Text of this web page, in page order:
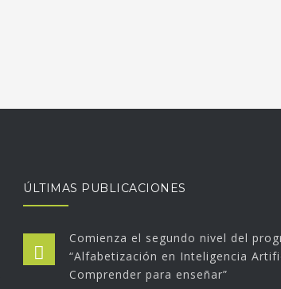
ÚLTIMAS PUBLICACIONES
Comienza el segundo nivel del
“Alfabetización en Inteligencia
Comprender para enseñar”